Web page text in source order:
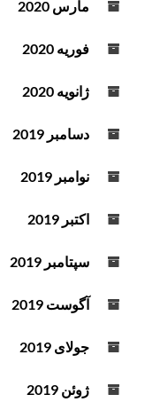
مارس 2020
فوریه 2020
ژانویه 2020
دسامبر 2019
نوامبر 2019
اکتبر 2019
سپتامبر 2019
آگوست 2019
جولای 2019
ژوئن 2019